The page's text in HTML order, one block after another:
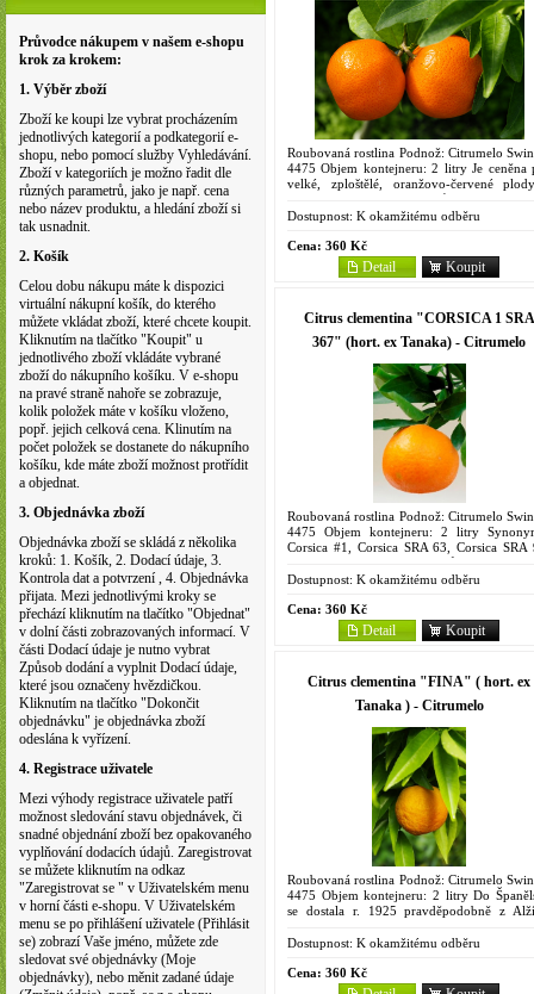
Průvodce nákupem v našem e-shopu
krok za krokem:
1. Výběr zboží
Zboží ke koupi lze vybrat procházením
jednotlivých kategorií a podkategorií e-
shopu, nebo pomocí služby Vyhledávání.
Zboží v kategoriích je možno řadit dle
různých parametrů, jako je např. cena
nebo název produktu, a hledání zboží si
tak usnadnit.
2. Košík
Celou dobu nákupu máte k dispozici
virtuální nákupní košík, do kterého
můžete vkládat zboží, které chcete koupit.
Kliknutím na tlačítko "Koupit" u
jednotlivého zboží vkládáte vybrané
zboží do nákupního košíku. V e-shopu
na pravé straně nahoře se zobrazuje,
kolik položek máte v košíku vloženo,
popř. jejich celková cena. Klinutím na
počet položek se dostanete do nákupního
košíku, kde máte zboží možnost protřídit
a objednat.
3. Objednávka zboží
Objednávka zboží se skládá z několika
kroků: 1. Košík, 2. Dodací údaje, 3.
Kontrola dat a potvrzení , 4. Objednávka
přijata. Mezi jednotlivými kroky se
přechází kliknutím na tlačítko "Objednat"
v dolní části zobrazovaných informací. V
části Dodací údaje je nutno vybrat
Způsob dodání a vyplnit Dodací údaje,
které jsou označeny hvězdičkou.
Kliknutím na tlačítko "Dokončit
objednávku" je objednávka zboží
odeslána k vyřízení.
4. Registrace uživatele
Mezi výhody registrace uživatele patří
možnost sledování stavu objednávek, či
snadné objednání zboží bez opakovaného
vyplňování dodacích údajů. Zaregistrovat
se můžete kliknutím na odkaz
"Zaregistrovat se " v Uživatelském menu
v horní části e-shopu. V Uživatelském
menu se po přihlášení uživatele (Přihlásit
se) zobrazí Vaše jméno, můžete zde
sledovat své objednávky (Moje
objednávky), nebo měnit zadané údaje
Roubovaná rostlina Podnož: Citrumelo
4475 Objem kontejneru: 2 litry Je ceněna
velké, zploštělé, oranžovo-červené
velmi sladkou, křehkou a šťavnatou
které dozrávají...
Dostupnost: K okamžitému odběru
Cena: 360 Kč
Koupit
Detail
Citrus clementina "CORSICA 1 SRA
367" (hort. ex Tanaka) - Citrumelo
Roubovaná rostlina Podnož: Citrumelo
4475 Objem kontejneru: 2 litry
Corsica #1, Corsica SRA 63, Corsica SRA
G.P., Ristorcelli 1 Mutace odrůdy ‘Fina',
ji René...
Dostupnost: K okamžitému odběru
Cena: 360 Kč
Koupit
Detail
Citrus clementina "FINA" ( hort. ex
Tanaka ) - Citrumelo
Roubovaná rostlina Podnož: Citrumelo
4475 Objem kontejneru: 2 litry Do
se dostala r. 1925 pravděpodobně z
čemuž odpovídá i to,...
Dostupnost: K okamžitému odběru
Cena: 360 Kč